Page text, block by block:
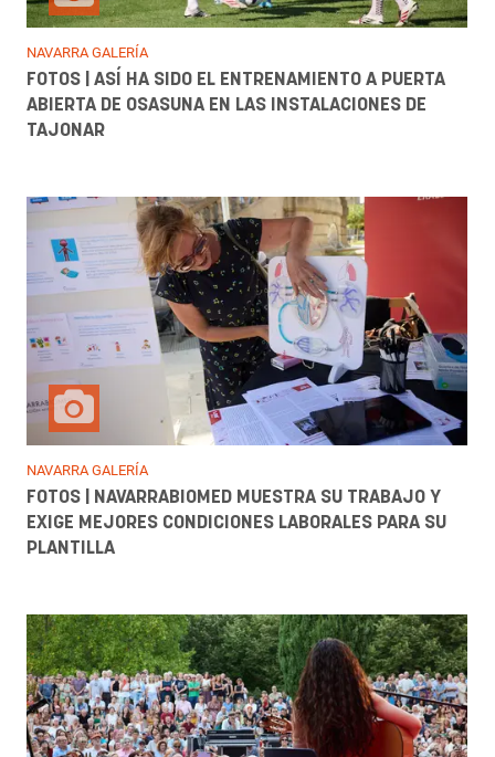
NAVARRA GALERÍA
FOTOS | ASÍ HA SIDO EL ENTRENAMIENTO A PUERTA
ABIERTA DE OSASUNA EN LAS INSTALACIONES DE
TAJONAR
NAVARRA GALERÍA
FOTOS | NAVARRABIOMED MUESTRA SU TRABAJO Y
EXIGE MEJORES CONDICIONES LABORALES PARA SU
PLANTILLA